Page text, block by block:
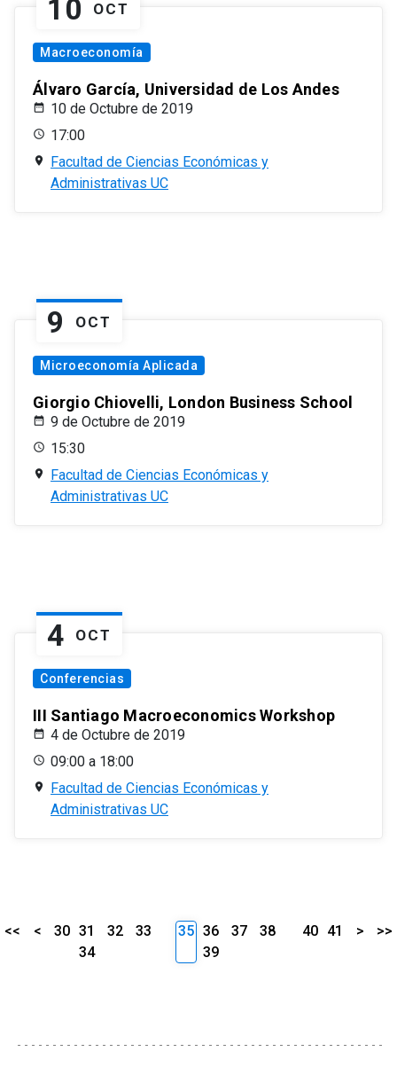
10 OCT
Macroeconomía
Álvaro García, Universidad de Los Andes
10 de Octubre de 2019
17:00
Facultad de Ciencias Económicas y
Administrativas UC
9 OCT
Microeconomía Aplicada
Giorgio Chiovelli, London Business School
9 de Octubre de 2019
15:30
Facultad de Ciencias Económicas y
Administrativas UC
4 OCT
Conferencias
III Santiago Macroeconomics Workshop
4 de Octubre de 2019
09:00 a 18:00
Facultad de Ciencias Económicas y
Administrativas UC
<< < 30 31 32
33
34
35 36 37
38
39
40 41 > >>